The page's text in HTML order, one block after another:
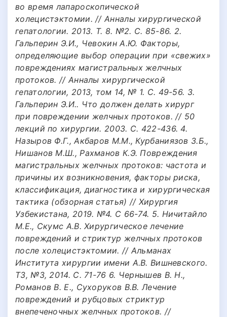
во время лапароскопической
холецистэктомии. // Анналы хирургической
гепатологии. 2013. Т. 8. №2. С. 85-86. 2.
Гальперин Э.И., Чевокин А.Ю. Факторы,
определяющие выбор операции при «свежих»
повреждениях магистральных желчных
протоков. // Анналы хирургической
гепатологии, 2013, том 14, № 1. С. 49-56. 3.
Гальперин Э.И.. Что должен делать хирург
при повреждении желчных протоков. // 50
лекций по хирургии. 2003. С. 422-436. 4.
Назыров Ф.Г., Акбаров М.М., Курбаниязов З.Б.,
Нишанов М.Ш., Рахманов К.Э. Повреждения
магистральных желчных протоков: частота и
причины их возникновения, факторы риска,
классификация, диагностика и хирургическая
тактика (обзорная статья) // Хирургия
Узбекистана, 2019. №4. С 66-74. 5. Ничитайло
М.Е., Скумс А.В. Хирургическое лечение
повреждений и стриктур желчных протоков
после холецистэктомии. // Альманах
Института хирургии имени А.В. Вишневского.
Т3, №3, 2014. С. 71-76 6. Чернышев В. Н.,
Романов В. Е., Сухоруков В.В. Лечение
повреждений и рубцовых стриктур
внепеченочных желчных протоков. //